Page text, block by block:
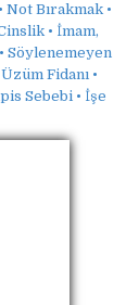
Not Bırakmak •
• İmam,
Söylenemeyen
Fidanı •
Sebebi • İşe